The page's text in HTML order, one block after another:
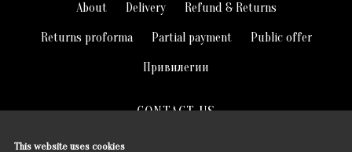
About Delivery Refund & Returns
Returns proforma Partial payment Public offer
Привилегии
CONTACT US
This website uses cookies